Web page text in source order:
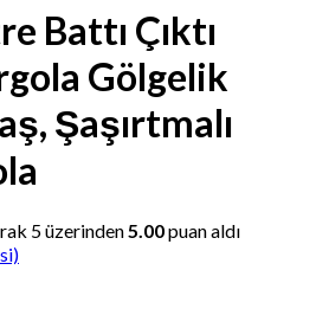
Battı Çıktı
Gölgelik
Şaşırtmalı
5 üzerinden5.00puan aldı